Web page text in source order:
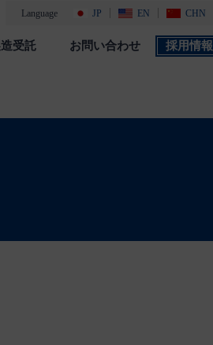
Language JP EN CHN
受託 お問い合わせ 採用情報